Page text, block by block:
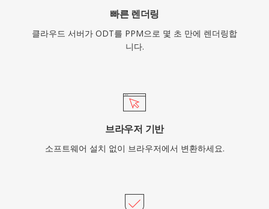
빠른 렌더링
클라우드 서버가 ODT를 PPM으로 몇 초 만에 렌더링합
니다.
브라우저 기반
소프트웨어 설치 없이 브라우저에서 변환하세요.